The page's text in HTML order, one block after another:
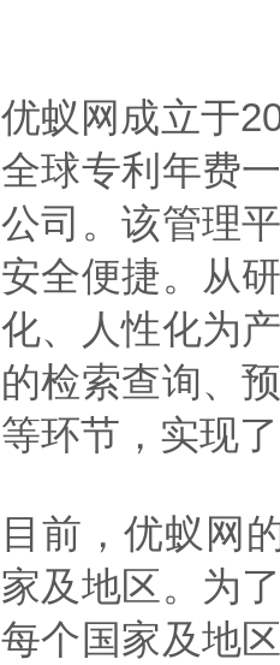
优蚁网成立于
全球专利年费
公司。该管理
安全便捷。从
化、人性化为
的检索查询、
等环节，实现
目前，优蚁网
家及地区。为
每个国家及地